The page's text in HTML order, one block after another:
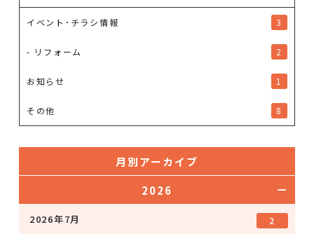
イベント･チラシ情報 3
- リフォーム 2
お知らせ 1
その他 8
月別アーカイブ
2026
2026年7月 2